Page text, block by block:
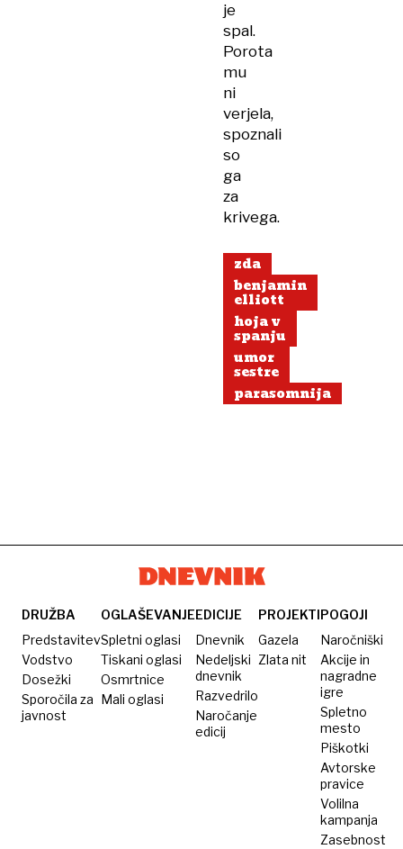
je
spal.
Porota
mu
ni
verjela,
spoznali
so
ga
za
krivega.
zda
benjamin
elliott
hoja v
spanju
umor
sestre
parasomnija
DRUŽBA
Predstavitev
Vodstvo
Dosežki
Sporočila za
javnost
OGLAŠEVANJE
Spletni oglasi
Tiskani oglasi
Osmrtnice
Mali oglasi
EDICIJE
Dnevnik
Nedeljski
dnevnik
Razvedrilo
Naročanje
edicij
PROJEKTI
Gazela
Zlata nit
POGOJI
Naročniški
Akcije in
nagradne
igre
Spletno
mesto
Piškotki
Avtorske
pravice
Volilna
kampanja
Zasebnost